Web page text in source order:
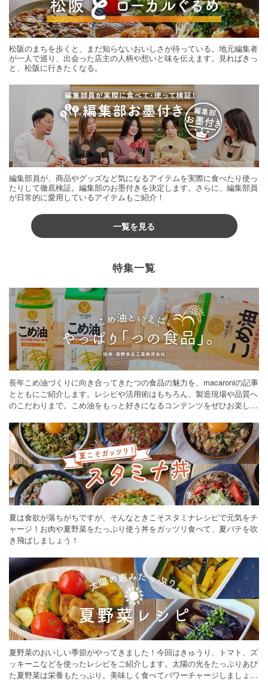
松阪のまちを歩くと、まだ知らないおいしさが待っている。地元編集者
が一人で巡り、出会った店主の人柄や想いと味を伝えます。見ればきっ
と、松阪に行きたくなる。
編集部員が、商品やグッズなど気になるアイテムを実際に食べたり使っ
たりして徹底検証。編集部のお墨付きを決定します。さらに、編集部員
が日常的に愛用しているアイテムもご紹介！
一覧を見る
特集一覧
長年こめ油づくりに向き合ってきたつの食品の魅力を、macaroniの記事
とともにご紹介します。レシピや活用術はもちろん、製造現場や品質へ
のこだわりまで。こめ油をもっと好きになるコンテンツをぜひお楽しみ
夏は食欲が落ちがちですが、そんなときこそスタミナレシピで元気をチ
ャージ！お肉や夏野菜をたっぷり使う丼をガッツリ食べて、夏バテを吹
き飛ばしましょう！
夏野菜のおいしい季節がやってきました！今回はきゅうり、トマト、ズ
ッキーニなどを使ったレシピをご紹介します。太陽の光をたっぷりあび
た夏野菜は栄養もたっぷり。美味しく食べてパワーチャージしましょう